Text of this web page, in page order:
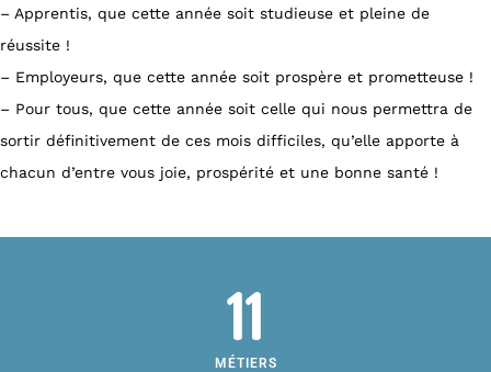
– Apprentis, que cette année soit studieuse et pleine de
réussite !
– Employeurs, que cette année soit prospère et prometteuse !
– Pour tous, que cette année soit celle qui nous permettra de
sortir définitivement de ces mois difficiles, qu’elle apporte à
chacun d’entre vous joie, prospérité et une bonne santé !
11
MÉTIERS